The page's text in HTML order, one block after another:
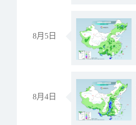
8月5日
8月4日